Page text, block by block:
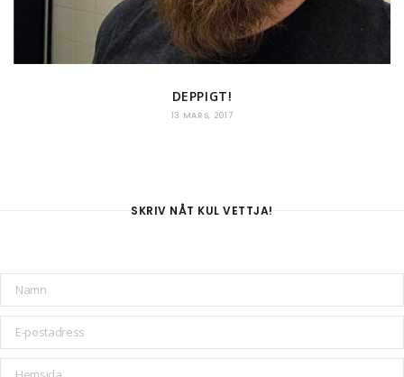
DEPPIGT!
13 MARS, 2017
SKRIV NÅT KUL VETTJA!